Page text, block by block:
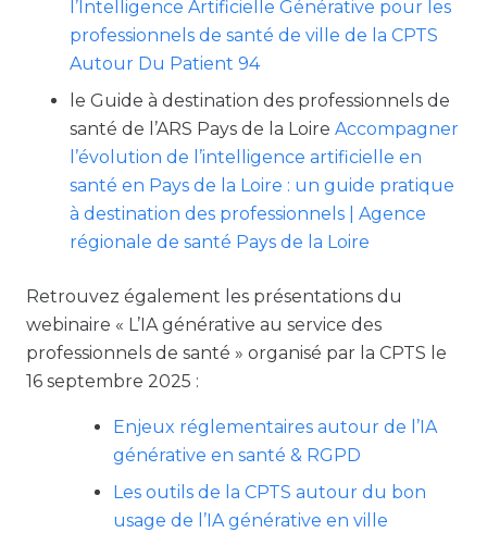
l’Intelligence Artificielle Générative pour les
professionnels de santé de ville de la CPTS
Autour Du Patient 94
le Guide à destination des professionnels de
santé de l’ARS Pays de la Loire Accompagner
l’évolution de l’intelligence artificielle en
santé en Pays de la Loire : un guide pratique
à destination des professionnels | Agence
régionale de santé Pays de la Loire
Retrouvez également les présentations du
webinaire « L’IA générative au service des
professionnels de santé » organisé par la CPTS le
16 septembre 2025 :
Enjeux réglementaires autour de l’IA
générative en santé & RGPD
Les outils de la CPTS autour du bon
usage de l’IA générative en ville